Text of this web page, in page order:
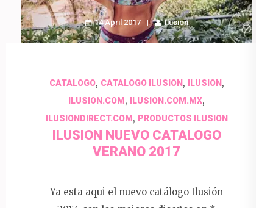
14 April 2017 Ilusion
CATALOGO, CATALOGO ILUSION, ILUSION,
ILUSION.COM , ILUSION.COM.MX,
ILUSIONDIRECT.COM , PRODUCTOS ILUSION
ILUSION NUEVO CATALOGO
VERANO 2017
Ya esta aqui el nuevo catálogo Ilusión